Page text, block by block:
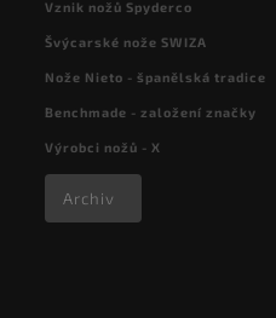
Vznik nožů Spyderco
Švýcarské nože SWIZA
Nože Nieto - španělská tradice
Benchmade - založení značky
Výrobci nožů - X
Archiv